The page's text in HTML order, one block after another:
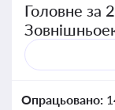
Головне за
Опрацьовано: